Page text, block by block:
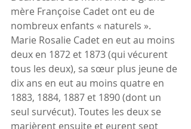
mère Françoise Cadet ont eu de
nombreux enfants « naturels ».
Marie Rosalie Cadet en eut au moins
deux en 1872 et 1873 (qui vécurent
tous les deux), sa sœur plus jeune de
dix ans en eut au moins quatre en
1883, 1884, 1887 et 1890 (dont un
seul survécut). Toutes les deux se
marièrent ensuite et eurent sept